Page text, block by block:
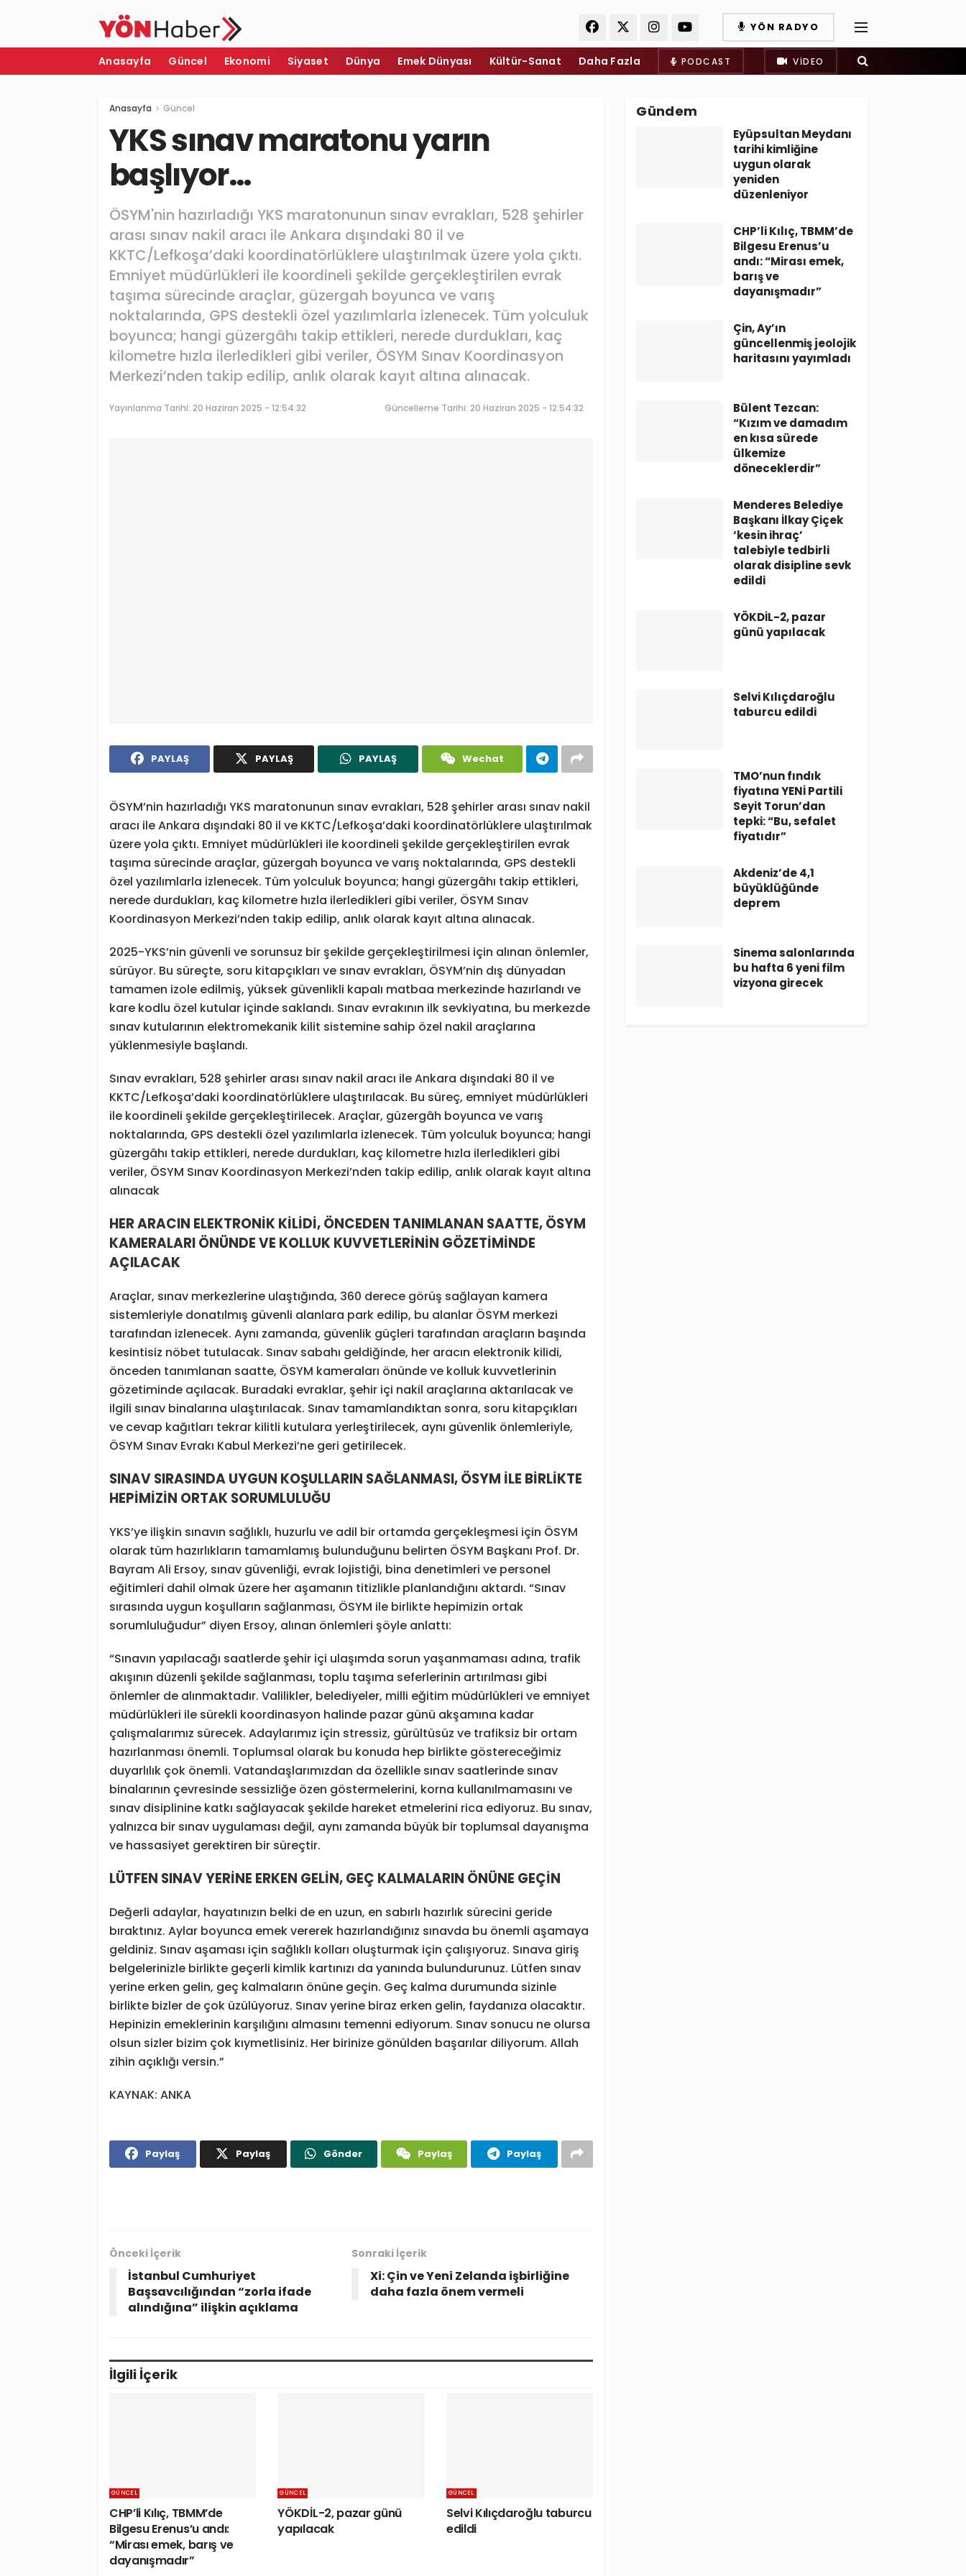
YÖN RADYO
Anasayfa Güncel Ekonomi Siyaset Dünya Emek Dünyası Kültür-Sanat Daha Fazla PODCAST VIDEO
Anasayfa Güncel
YKS sınav maratonu yarın
başlıyor…
ÖSYM'nin hazırladığı YKS maratonunun sınav evrakları, 528 şehirler
arası sınav nakil aracı ile Ankara dışındaki 80 il ve
KKTC/Lefkoşa’daki koordinatörlüklere ulaştırılmak üzere yola çıktı.
Emniyet müdürlükleri ile koordineli şekilde gerçekleştirilen evrak
taşıma sürecinde araçlar, güzergah boyunca ve varış
noktalarında, GPS destekli özel yazılımlarla izlenecek. Tüm yolculuk
boyunca; hangi güzergâhı takip ettikleri, nerede durdukları, kaç
kilometre hızla ilerledikleri gibi veriler, ÖSYM Sınav Koordinasyon
Merkezi’nden takip edilip, anlık olarak kayıt altına alınacak.
Yayınlanma Tarihi: 20 Haziran 2025 - 12:54:32 Güncelleme Tarihi: 20 Haziran 2025 - 12:54:32
PAYLAŞ PAYLAŞ PAYLAŞ Wechat
ÖSYM’nin hazırladığı YKS maratonunun sınav evrakları, 528 şehirler arası sınav nakil
aracı ile Ankara dışındaki 80 il ve KKTC/Lefkoşa’daki koordinatörlüklere ulaştırılmak
üzere yola çıktı. Emniyet müdürlükleri ile koordineli şekilde gerçekleştirilen evrak
taşıma sürecinde araçlar, güzergah boyunca ve varış noktalarında, GPS destekli
özel yazılımlarla izlenecek. Tüm yolculuk boyunca; hangi güzergâhı takip ettikleri,
nerede durdukları, kaç kilometre hızla ilerledikleri gibi veriler, ÖSYM Sınav
Koordinasyon Merkezi’nden takip edilip, anlık olarak kayıt altına alınacak.
2025-YKS’nin güvenli ve sorunsuz bir şekilde gerçekleştirilmesi için alınan önlemler,
sürüyor. Bu süreçte, soru kitapçıkları ve sınav evrakları, ÖSYM’nin dış dünyadan
tamamen izole edilmiş, yüksek güvenlikli kapalı matbaa merkezinde hazırlandı ve
kare kodlu özel kutular içinde saklandı. Sınav evrakının ilk sevkiyatına, bu merkezde
sınav kutularının elektromekanik kilit sistemine sahip özel nakil araçlarına
yüklenmesiyle başlandı.
Sınav evrakları, 528 şehirler arası sınav nakil aracı ile Ankara dışındaki 80 il ve
KKTC/Lefkoşa’daki koordinatörlüklere ulaştırılacak. Bu süreç, emniyet müdürlükleri
ile koordineli şekilde gerçekleştirilecek. Araçlar, güzergâh boyunca ve varış
noktalarında, GPS destekli özel yazılımlarla izlenecek. Tüm yolculuk boyunca; hangi
güzergâhı takip ettikleri, nerede durdukları, kaç kilometre hızla ilerledikleri gibi
veriler, ÖSYM Sınav Koordinasyon Merkezi’nden takip edilip, anlık olarak kayıt altına
alınacak
HER ARACIN ELEKTRONİK KİLİDİ, ÖNCEDEN TANIMLANAN SAATTE, ÖSYM
KAMERALARI ÖNÜNDE VE KOLLUK KUVVETLERİNİN GÖZETİMİNDE
AÇILACAK
Araçlar, sınav merkezlerine ulaştığında, 360 derece görüş sağlayan kamera
sistemleriyle donatılmış güvenli alanlara park edilip, bu alanlar ÖSYM merkezi
tarafından izlenecek. Aynı zamanda, güvenlik güçleri tarafından araçların başında
kesintisiz nöbet tutulacak. Sınav sabahı geldiğinde, her aracın elektronik kilidi,
önceden tanımlanan saatte, ÖSYM kameraları önünde ve kolluk kuvvetlerinin
gözetiminde açılacak. Buradaki evraklar, şehir içi nakil araçlarına aktarılacak ve
ilgili sınav binalarına ulaştırılacak. Sınav tamamlandıktan sonra, soru kitapçıkları
ve cevap kağıtları tekrar kilitli kutulara yerleştirilecek, aynı güvenlik önlemleriyle,
ÖSYM Sınav Evrakı Kabul Merkezi’ne geri getirilecek.
SINAV SIRASINDA UYGUN KOŞULLARIN SAĞLANMASI, ÖSYM İLE BİRLİKTE
HEPİMİZİN ORTAK SORUMLULUĞU
YKS’ye ilişkin sınavın sağlıklı, huzurlu ve adil bir ortamda gerçekleşmesi için ÖSYM
olarak tüm hazırlıkların tamamlamış bulunduğunu belirten ÖSYM Başkanı Prof. Dr.
Bayram Ali Ersoy, sınav güvenliği, evrak lojistiği, bina denetimleri ve personel
eğitimleri dahil olmak üzere her aşamanın titizlikle planlandığını aktardı. “Sınav
sırasında uygun koşulların sağlanması, ÖSYM ile birlikte hepimizin ortak
sorumluluğudur” diyen Ersoy, alınan önlemleri şöyle anlattı:
“Sınavın yapılacağı saatlerde şehir içi ulaşımda sorun yaşanmaması adına, trafik
akışının düzenli şekilde sağlanması, toplu taşıma seferlerinin artırılması gibi
önlemler de alınmaktadır. Valilikler, belediyeler, milli eğitim müdürlükleri ve emniyet
müdürlükleri ile sürekli koordinasyon halinde pazar günü akşamına kadar
çalışmalarımız sürecek. Adaylarımız için stressiz, gürültüsüz ve trafiksiz bir ortam
hazırlanması önemli. Toplumsal olarak bu konuda hep birlikte göstereceğimiz
duyarlılık çok önemli. Vatandaşlarımızdan da özellikle sınav saatlerinde sınav
binalarının çevresinde sessizliğe özen göstermelerini, korna kullanılmamasını ve
sınav disiplinine katkı sağlayacak şekilde hareket etmelerini rica ediyoruz. Bu sınav,
yalnızca bir sınav uygulaması değil, aynı zamanda büyük bir toplumsal dayanışma
ve hassasiyet gerektiren bir süreçtir.
LÜTFEN SINAV YERİNE ERKEN GELİN, GEÇ KALMALARIN ÖNÜNE GEÇİN
Değerli adaylar, hayatınızın belki de en uzun, en sabırlı hazırlık sürecini geride
bıraktınız. Aylar boyunca emek vererek hazırlandığınız sınavda bu önemli aşamaya
geldiniz. Sınav aşaması için sağlıklı kolları oluşturmak için çalışıyoruz. Sınava giriş
belgelerinizle birlikte geçerli kimlik kartınızı da yanında bulundurunuz. Lütfen sınav
yerine erken gelin, geç kalmaların önüne geçin. Geç kalma durumunda sizinle
birlikte bizler de çok üzülüyoruz. Sınav yerine biraz erken gelin, faydanıza olacaktır.
Hepinizin emeklerinin karşılığını almasını temenni ediyorum. Sınav sonucu ne olursa
olsun sizler bizim çok kıymetlisiniz. Her birinize gönülden başarılar diliyorum. Allah
zihin açıklığı versin.”
KAYNAK: ANKA
Paylaş Paylaş Gönder Paylaş Paylaş
Önceki İçerik
İstanbul Cumhuriyet
Başsavcılığından “zorla ifade
alındığına” ilişkin açıklama
Sonraki İçerik
Xi: Çin ve Yeni Zelanda işbirliğine
daha fazla önem vermeli
İlgili İçerik
GÜNCEL
CHP’li Kılıç, TBMM’de
Bilgesu Erenus’u andı:
“Mirası emek, barış ve
dayanışmadır”
GÜNCEL
YÖKDİL-2, pazar günü
yapılacak
GÜNCEL
Selvi Kılıçdaroğlu taburcu
edildi
Gündem
Eyüpsultan Meydanı
tarihi kimliğine
uygun olarak
yeniden
düzenleniyor
CHP’li Kılıç, TBMM’de
Bilgesu Erenus’u
andı: “Mirası emek,
barış ve
dayanışmadır”
Çin, Ay’ın
güncellenmiş jeolojik
haritasını yayımladı
Bülent Tezcan:
“Kızım ve damadım
en kısa sürede
ülkemize
döneceklerdir”
Menderes Belediye
Başkanı İlkay Çiçek
‘kesin ihraç’
talebiyle tedbirli
olarak disipline sevk
edildi
YÖKDİL-2, pazar
günü yapılacak
Selvi Kılıçdaroğlu
taburcu edildi
TMO’nun fındık
fiyatına YENİ Partili
Seyit Torun’dan
tepki: “Bu, sefalet
fiyatıdır”
Akdeniz’de 4,1
büyüklüğünde
deprem
Sinema salonlarında
bu hafta 6 yeni film
vizyona girecek